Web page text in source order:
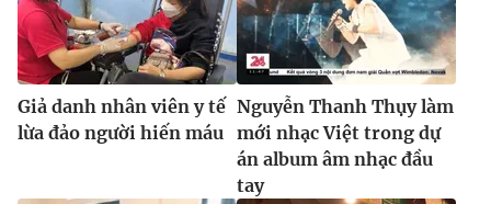
Giả danh nhân viên y tế
lừa đảo người hiến máu
Nguyễn Thanh Thụy làm
mới nhạc Việt trong dự
án album âm nhạc đầu
tay